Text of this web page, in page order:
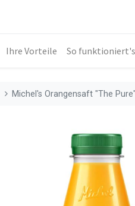
Ihre Vorteile So funktioniert's
Michel's Orangensaft "The Pure"